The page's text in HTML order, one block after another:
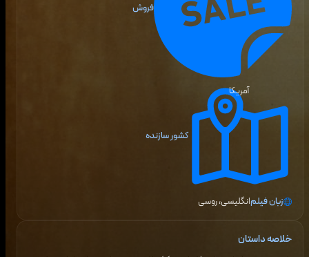
فروش
کشور سازنده
آمریکا
زبان فیلمانگلیسی، روسی
خلاصه داستان